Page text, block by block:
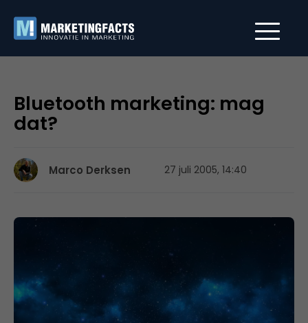
Bluetooth marketing: mag
dat?
Marco Derksen 27 juli 2005, 14:40